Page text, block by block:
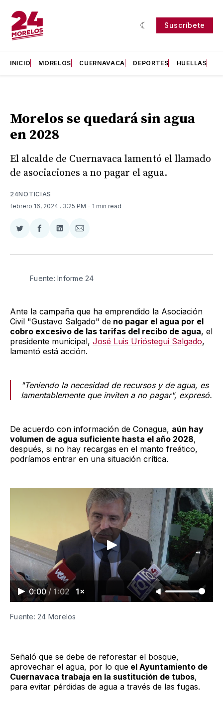
Suscríbete
INICIO MORELOS CUERNAVACA DEPORTES HUELLAS
Morelos se quedará sin agua
en 2028
El alcalde de Cuernavaca lamentó el llamado
de asociaciones a no pagar el agua.
24NOTICIAS
febrero 16, 2024 . 3:25 PM - 1 min read
Compartir
Twitter
Compartir
Facebook
Compartir
LinkedIn
Compartir
Email
Fuente: Informe 24
Ante la campaña que ha emprendido la Asociación
Civil "Gustavo Salgado" de no pagar el agua por el
cobro excesivo de las tarifas del recibo de agua, el
presidente municipal, José Luis Urióstegui Salgado,
lamentó está acción.
"Teniendo la necesidad de recursos y de agua, es
lamentablemente que inviten a no pagar", expresó.
De acuerdo con información de Conagua, aún hay
volumen de agua suficiente hasta el año 2028,
después, si no hay recargas en el manto freático,
podríamos entrar en una situación crítica.
0:00 / 1:02 1×
Fuente: 24 Morelos
Señaló que se debe de reforestar el bosque,
aprovechar el agua, por lo que el Ayuntamiento de
Cuernavaca trabaja en la sustitución de tubos,
para evitar pérdidas de agua a través de las fugas.